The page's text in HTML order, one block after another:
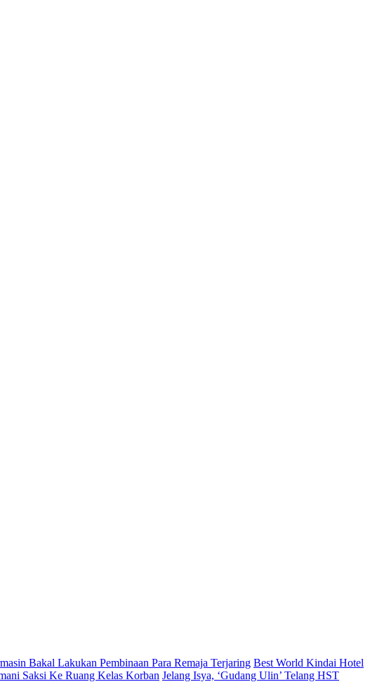
Bakal Lakukan Pembinaan Para Remaja Terjaring Best World Kindai Hotel
Saksi Ke Ruang Kelas Korban Jelang Isya, ‘Gudang Ulin’ Telang HST